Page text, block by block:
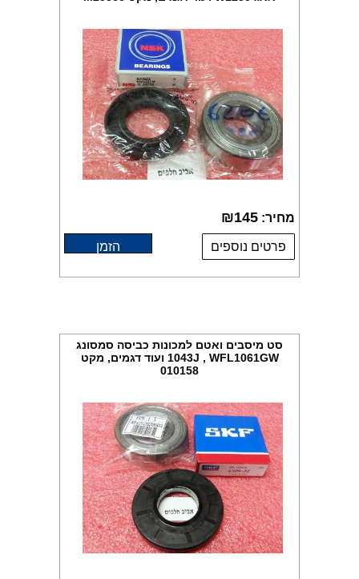
מחיר: ₪145
פרטים נוספים הזמן
סט מיסבים ואטם למכונות כביסה סמסונג
1043J , WFL1061GW ועוד דגמים, מקט
010158